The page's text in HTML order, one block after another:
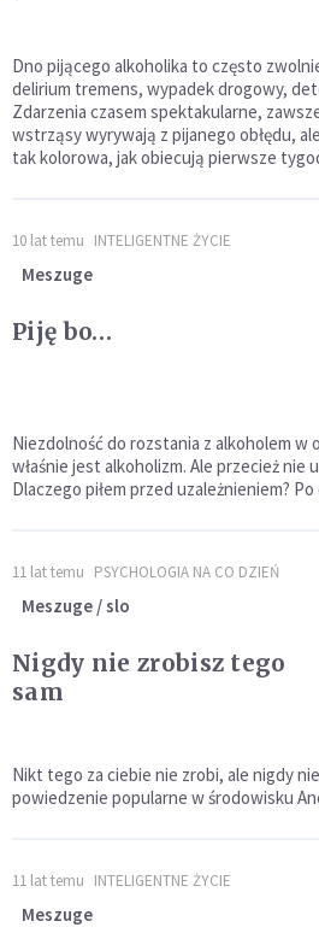
Dno pijącego alkoholika to często
delirium tremens, wypadek drogowy,
Zdarzenia czasem spektakularne,
wstrząsy wyrywają z pijanego obłędu,
tak kolorowa, jak obiecują pierwsze
10 lat temu INTELIGENTNE ŻYCIE
Meszuge
Piję bo…
Niezdolność do rozstania z alkoholem w
właśnie jest alkoholizm. Ale przecież nie
Dlaczego piłem przed uzależnieniem? Po
11 lat temu PSYCHOLOGIA NA CO DZIEŃ
Meszuge / slo
Nigdy nie zrobisz tego
sam
Nikt tego za ciebie nie zrobi, ale nigdy
powiedzenie popularne w środowisku
11 lat temu INTELIGENTNE ŻYCIE
Meszuge